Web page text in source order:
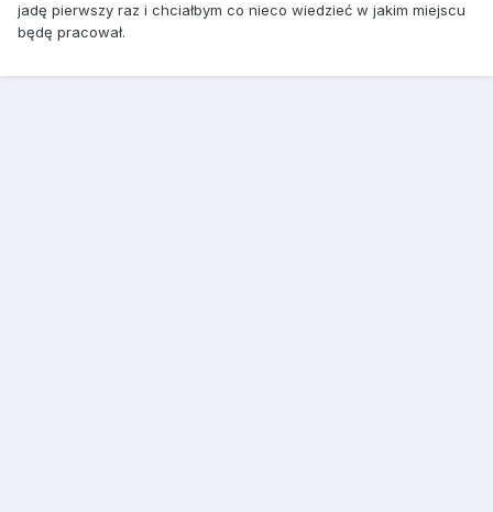
jadę pierwszy raz i chciałbym co nieco wiedzieć w jakim miejscu
będę pracował.